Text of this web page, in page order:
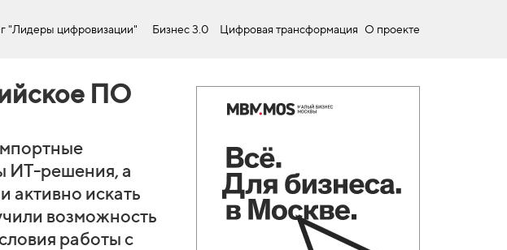
"Лидеры цифровизации" Бизнес 3.0 Цифровая трансформация О проекте
ПО
ИТ-решения, а
активно искать
возможность
работы с